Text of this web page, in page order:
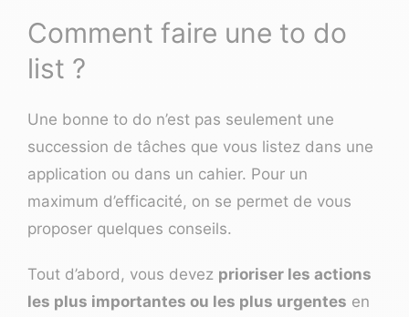
Comment faire une to do
list ?
Une bonne to do n’est pas seulement une
succession de tâches que vous listez dans une
application ou dans un cahier. Pour un
maximum d’efficacité, on se permet de vous
proposer quelques conseils.
Tout d’abord, vous devez prioriser les actions
les plus importantes ou les plus urgentes en